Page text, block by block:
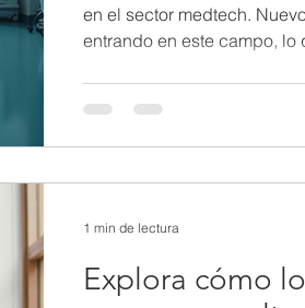
en el sector medtech.
entrando en este campo,
para enfrentar estos
sistemas como la
Explora cómo
1 min de lectura